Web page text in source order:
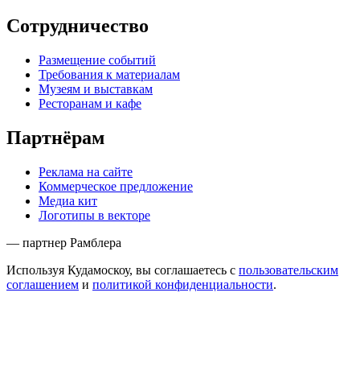
Сотрудничество
Размещение событий
Требования к материалам
Музеям и выставкам
Ресторанам и кафе
Партнёрам
Реклама на сайте
Коммерческое предложение
Медиа кит
Логотипы в векторе
— партнер Рамблера
Используя Кудамоскоу, вы соглашаетесь с пользовательским
соглашением и политикой конфиденциальности.